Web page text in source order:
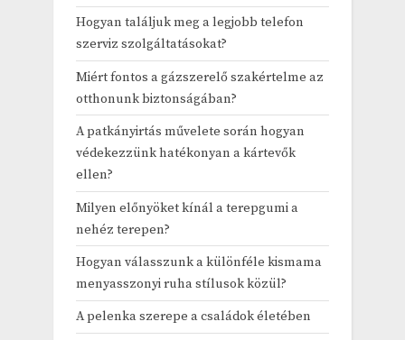
Hogyan találjuk meg a legjobb telefon
szerviz szolgáltatásokat?
Miért fontos a gázszerelő szakértelme az
otthonunk biztonságában?
A patkányirtás művelete során hogyan
védekezzünk hatékonyan a kártevők
ellen?
Milyen előnyöket kínál a terepgumi a
nehéz terepen?
Hogyan válasszunk a különféle kismama
menyasszonyi ruha stílusok közül?
A pelenka szerepe a családok életében